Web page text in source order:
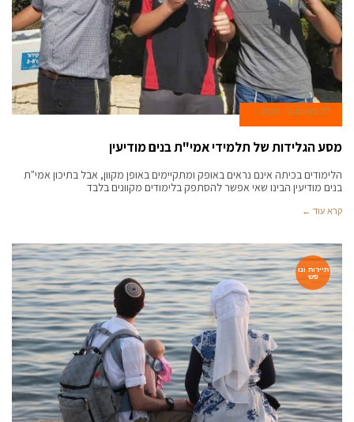
27 באוקטובר 2020
מסע הגלידות של תלמידי אמי"ת בנים מודיעין
הלימודים בכיתה אינם נראים באופק ומתקיימים באופן מקוון, אבל בתיכון אמי"ת
בנים מודיעין הבינו שאי אפשר להסתפק בלימודים מקוונים בלבד
קרא עוד ←
תיירות ונו
פש